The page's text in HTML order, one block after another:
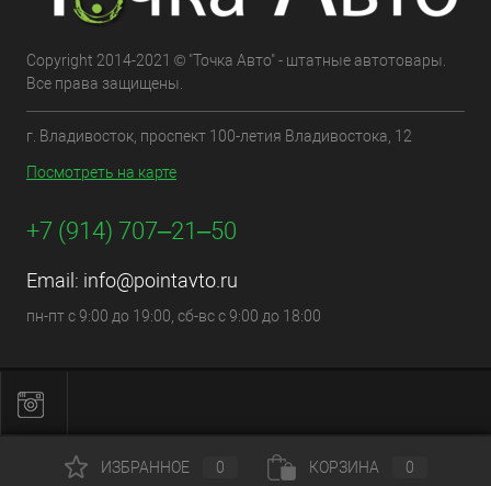
Copyright 2014-2021 © "Точка Авто" - штатные автотовары.
Все права защищены.
г. Владивосток, проспект 100-летия Владивостока, 12
Посмотреть на карте
+7 (914) 707‒21‒50
Email: info@pointavto.ru
пн-пт с 9:00 до 19:00, сб-вс с 9:00 до 18:00
ИЗБРАННОЕ 0 КОРЗИНА 0